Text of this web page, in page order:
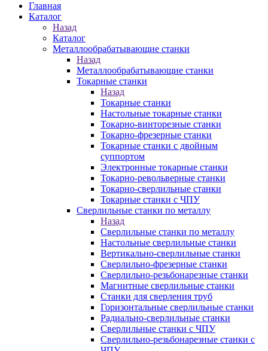
Главная
Каталог
Назад
Каталог
Металлообрабатывающие станки
Назад
Металлообрабатывающие станки
Токарные станки
Назад
Токарные станки
Настольные токарные станки
Токарно-винторезные станки
Токарно-фрезерные станки
Токарные станки с двойным
суппортом
Электронные токарные станки
Токарно-револьверные станки
Токарно-сверлильные станки
Токарные станки с ЧПУ
Сверлильные станки по металлу
Назад
Сверлильные станки по металлу
Настольные сверлильные станки
Вертикально-сверлильные станки
Сверлильно-фрезерные станки
Сверлильно-резьбонарезные станки
Магнитные сверлильные станки
Станки для сверления труб
Горизонтальные сверлильные станки
Радиально-сверлильные станки
Сверлильные станки с ЧПУ
Сверлильно-резьбонарезные станки с